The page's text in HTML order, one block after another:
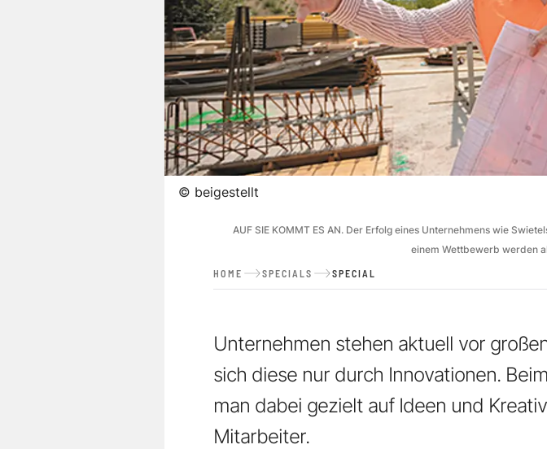
© beigestellt
AUF SIE KOMMT ES AN. Der Erfolg eines Unternehmens wie
einem Wettbewerb werden
HOME SPECIALS SPECIAL
Unternehmen stehen aktuell vor
sich diese nur durch Innovationen.
man dabei gezielt auf Ideen und
Mitarbeiter.